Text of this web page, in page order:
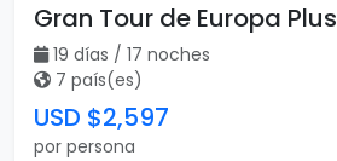
Gran Tour de Europa Plus
19 días / 17 noches
7 país(es)
USD $2,597
por persona